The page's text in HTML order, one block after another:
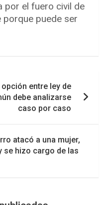
por el fuero civil de
porque puede ser
opción entre ley de
debe analizarse
caso por caso
atacó a una mujer,
se hizo cargo de las